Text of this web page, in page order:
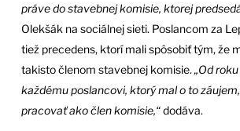
práve do stavebnej komisie, ktorej
Olekšák na sociálnej sieti. Poslancom za
tiež precedens, ktorí mali spôsobiť tým, že
takisto členom stavebnej komisie. „Od
každému poslancovi, ktorý mal o to
pracovať ako člen komisie,“dodáva.